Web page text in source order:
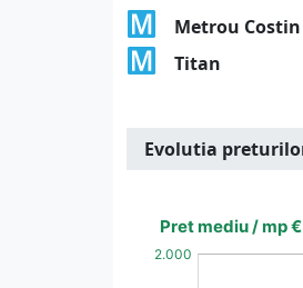
Metrou
Titan
Evolutia